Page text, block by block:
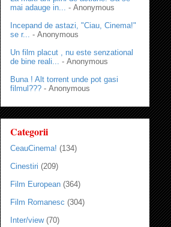
mai adauge in... - Anonymous
Incepand de astazi, "Ciau, Cinema!"
se r... - Anonymous
Un film placut , nu este senzational
de bine reali... - Anonymous
Buna ! Alt torrent unde pot gasi
filmul??? - Anonymous
Categorii
CeauCinema! (134)
Cinestiri (209)
Film European (364)
Film Romanesc (304)
Inter/view (70)